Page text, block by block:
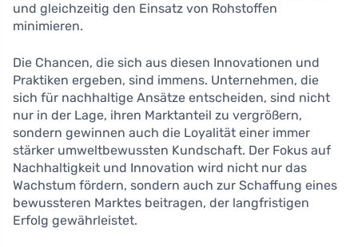
und gleichzeitig den Einsatz von Rohstoffen
minimieren.
Die Chancen, die sich aus diesen Innovationen und
Praktiken ergeben, sind immens. Unternehmen, die
sich für nachhaltige Ansätze entscheiden, sind nicht
nur in der Lage, ihren Marktanteil zu vergrößern,
sondern gewinnen auch die Loyalität einer immer
stärker umweltbewussten Kundschaft. Der Fokus auf
Nachhaltigkeit und Innovation wird nicht nur das
Wachstum fördern, sondern auch zur Schaffung eines
bewussteren Marktes beitragen, der langfristigen
Erfolg gewährleistet.